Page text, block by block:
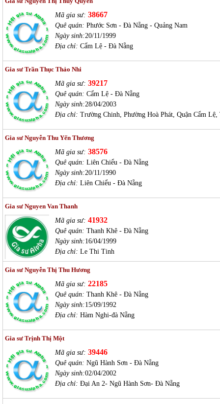
Mã gia sư: 38667
Quê quán: Phước Sơn - Đà Nẵng - Quảng Nam
Ngày sinh:20/11/1999
Địa chỉ: Cẩm Lệ - Đà Nẵng
Gia sư Trần Thục Thảo Nhi
Mã gia sư: 39217
Quê quán: Cẩm Lệ - Đà Nẵng
Ngày sinh:28/04/2003
Địa chỉ: Trường Chinh, Phường Hoà Phát, Quận Cẩm
Gia sư Nguyễn Thu Yến Thương
Mã gia sư: 38576
Quê quán: Liên Chiểu - Đà Nẵng
Ngày sinh:20/11/1990
Địa chỉ: Liên Chiểu - Đà Nẵng
Gia sư Nguyen Van Thanh
Mã gia sư: 41932
Quê quán: Thanh Khê - Đà Nẵng
Ngày sinh:16/04/1999
Địa chỉ: Le Thi Tinh
Gia sư Nguyễn Thị Thu Hương
Mã gia sư: 22185
Quê quán: Thanh Khê - Đà Nẵng
Ngày sinh:15/09/1992
Địa chỉ: Hàm Nghi-đà Nẵng
Gia sư Trịnh Thị Một
Mã gia sư: 39446
Quê quán: Ngũ Hành Sơn - Đà Nẵng
Ngày sinh:02/04/2002
Địa chỉ: Đại An 2- Ngũ Hành Sơn- Đà Nẵng